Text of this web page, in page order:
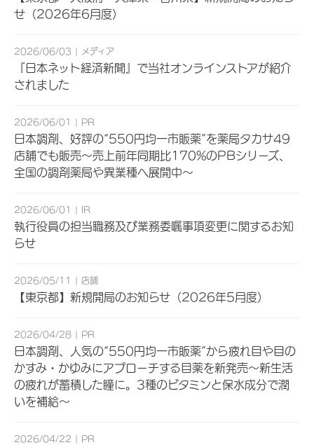
せ（2026年6月度）
2026/06/03 メディア
『日本ネット経済新聞』で当社オンラインストアが紹介
されました
2026/06/01 PR
日本調剤、好評の“550円均一市販薬”を薬局タカサ49
店舗でも販売～売上前年同期比170%のPBシリーズ、
全国の調剤薬局や異業種へ展開中～
2026/06/01 IR
執行役員の担当職務及び業務委嘱事項変更に関するお知
らせ
2026/05/11 店舗
【東京都】新規開局のお知らせ（2026年5月度）
2026/04/28 PR
日本調剤、人気の“550円均一市販薬”から疲れ目や目の
かすみ・かゆみにアプローチする目薬を新発売～新生活
の疲れが蓄積した瞳に。3種のビタミンと保水成分で潤
いを補給～
2026/04/22 PR